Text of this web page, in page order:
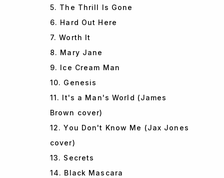
5. The Thrill Is Gone
6. Hard Out Here
7. Worth It
8. Mary Jane
9. Ice Cream Man
10. Genesis
11. It's a Man's World (James
Brown cover)
12. You Don't Know Me (Jax Jones
cover)
13. Secrets
14. Black Mascara